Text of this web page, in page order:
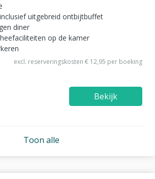
uitgebreid ontbijtbuffet
diner
op de kamer
excl. reserveringskosten € 12,95 per boeking
Bekijk
Toon alle